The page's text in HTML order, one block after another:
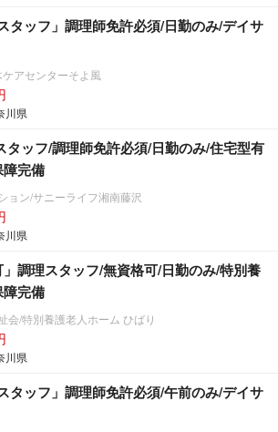
タッフ」調理師免許必須/日勤のみ/デイサ
アセンターそよ風
川県
タッフ/調理師免許必須/日勤のみ/住宅型有
完備
ョン/サニーライフ湘南藤沢
川県
」調理スタッフ/無資格可/日勤のみ/特別養
完備
会/特別養護老人ホーム ひばり
川県
タッフ」調理師免許必須/午前のみ/デイサ